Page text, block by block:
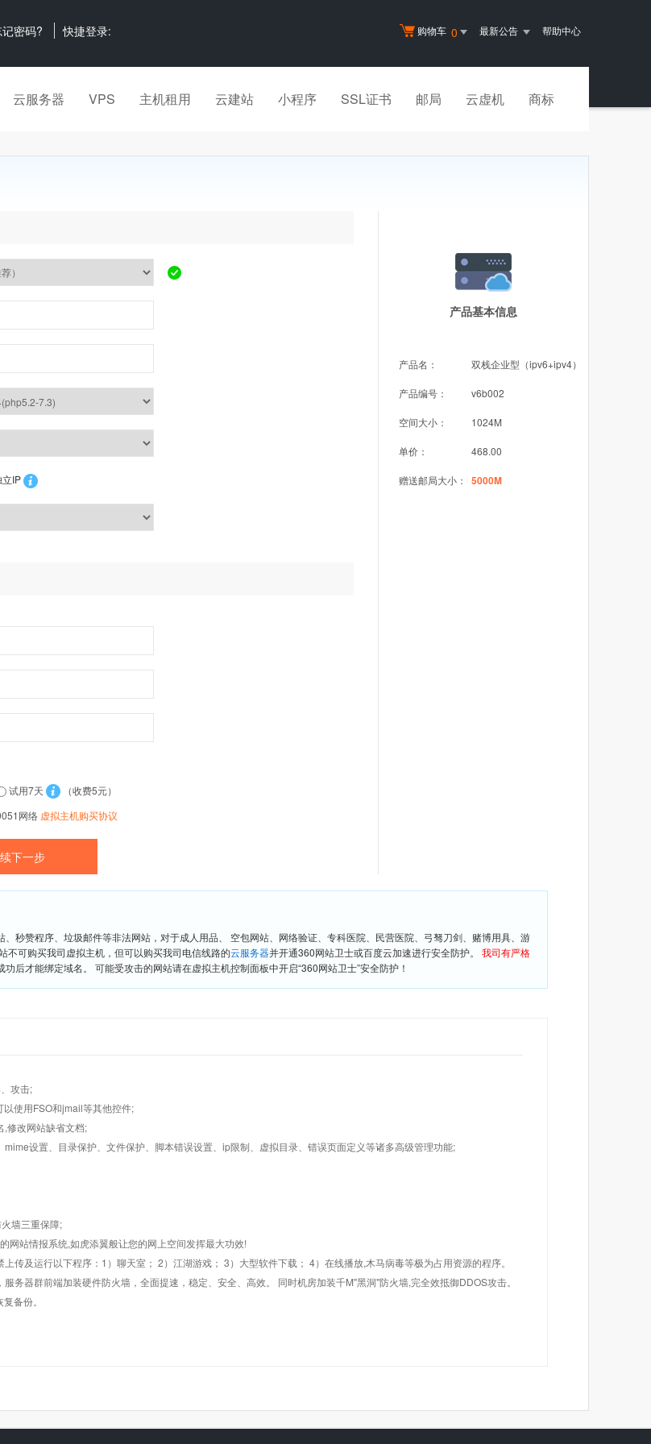
购物车 0 最新公告 帮助中心
密码? 快捷登录:
云服务器 VPS 主机租用 云建站 小程序 SSL证书 邮局 云虚机 商标
产品基本信息
产品名： 双栈企业型（ipv6+ipv4）
产品编号： v6b002
空间大小： 1024M
单价： 468.00
赠送邮局大小： 5000M
立IP
试用7天
（收费5元）
网络 虚拟主机购买协议
秒赞程序、垃圾邮件等非法网站，对于成人用品、 空包网站、网络验证、专科医院、民营医院、弓驽刀剑、赌博用具、游
不可购买我司虚拟主机，但可以购买我司电信线路的云服务器并开通360网站卫士或百度云加速进行安全防护。 我司有严格
后才能绑定域名。 可能受攻击的网站请在虚拟主机控制面板中开启“360网站卫士”安全防护！
攻击;
使用FSO和jmail等其他控件;
,修改网站缺省文档;
设置、目录保护、文件保护、脚本错误设置、ip限制、虚拟目录、错误页面定义等诸多高级管理功能;
墙三重保障;
网站情报系统,如虎添翼般让您的网上空间发挥最大功效!
传及运行以下程序：1）聊天室； 2）江湖游戏； 3）大型软件下载； 4）在线播放,木马病毒等极为占用资源的程序。
务器群前端加装硬件防火墙，全面提速，稳定、安全、高效。 同时机房加装千M"黑洞"防火墙,完全效抵御DDOS攻击。
备份。